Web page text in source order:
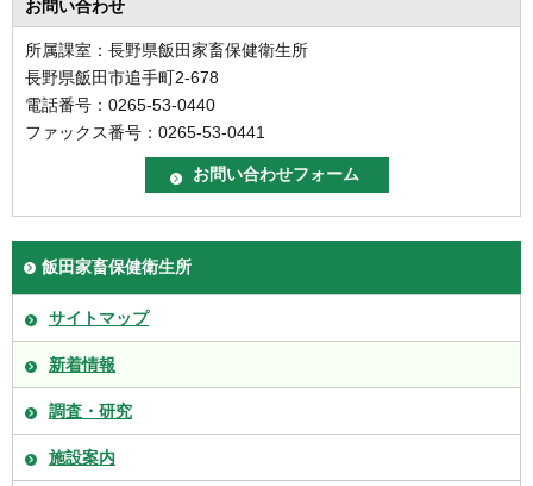
お問い合わせ
所属課室：長野県飯田家畜保健衛生所
長野県飯田市追手町2-678
電話番号：0265-53-0440
ファックス番号：0265-53-0441
飯田家畜保健衛生所
サイトマップ
新着情報
調査・研究
施設案内